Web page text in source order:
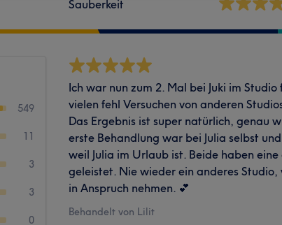
Sauberkeit
549
11
3
3
0
Ich war nun zum 2. Mal bei Juki im
vielen fehl Versuchen von anderen
Das Ergebnis ist super natürlich, genau
erste Behandlung war bei Julia selbst
weil Julia im Urlaub ist. Beide haben
geleistet. Nie wieder ein anderes
in Anspruch nehmen. 💕
Behandelt von Lilit